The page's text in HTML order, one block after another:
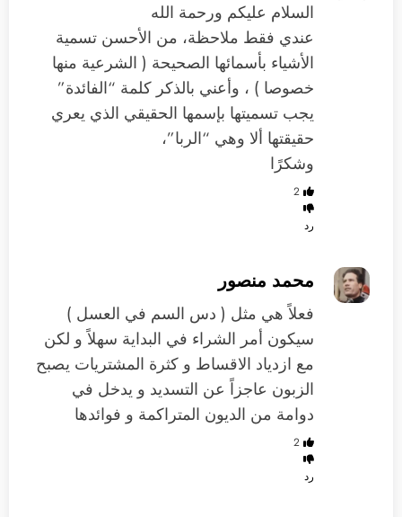
السلام عليكم ورحمة الله
عندي فقط ملاحظة، من الأحسن تسمية
الأشياء بأسمائها الصحيحة ( الشرعية منها
خصوصا ) ، وأعني بالذكر كلمة “الفائدة”
يجب تسميتها بإسمها الحقيقي الذي يعري
حقيقتها ألا وهي “الربا”،
وشكرًا
2
رد
محمد منصور
فعلاً هي مثل ( دس السم في العسل )
سيكون أمر الشراء في البداية سهلاً و لكن
مع ازدياد الاقساط و كثرة المشتريات يصبح
الزبون عاجزاً عن التسديد و يدخل في
دوامة من الديون المتراكمة و فوائدها
2
رد